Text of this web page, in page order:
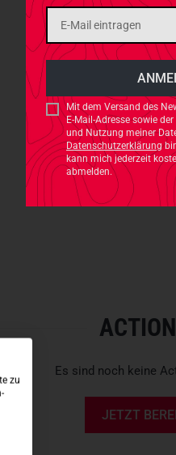
Mit dem Versand des
E-Mail-Adresse sowie
und Nutzung meiner
Datenschutzerklärung
kann mich jederzeit
abmelden.
Es sind noch keine
JETZT
zu